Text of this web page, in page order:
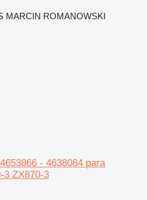
MARCIN ROMANOWSKI
- 4638084 para
3 ZX870-3